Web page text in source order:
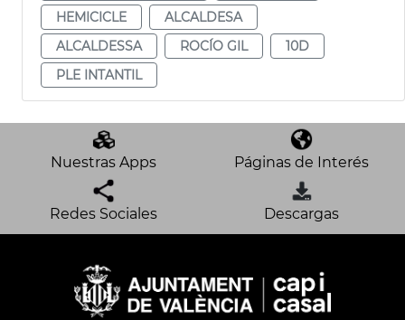
HEMICICLE
ALCALDESA
ALCALDESSA
ROCÍO GIL
10D
PLE INTANTIL
Nuestras Apps Páginas de Interés
Redes Sociales Descargas